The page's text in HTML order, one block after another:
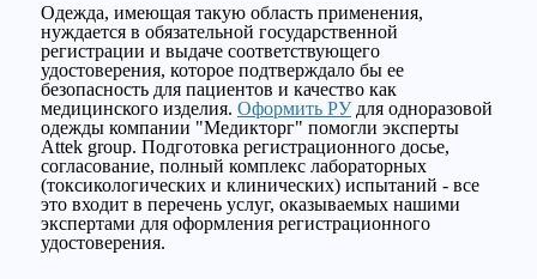
Одежда, имеющая такую область применения,
нуждается в обязательной государственной
регистрации и выдаче соответствующего
удостоверения, которое подтверждало бы ее
безопасность для пациентов и качество как
медицинского изделия. Оформить РУдля одноразовой
одежды компании "Медикторг" помогли эксперты
Attek group. Подготовка регистрационного досье,
согласование, полный комплекс лабораторных
(токсикологических и клинических) испытаний - все
это входит в перечень услуг, оказываемых нашими
экспертами для оформления регистрационного
удостоверения.